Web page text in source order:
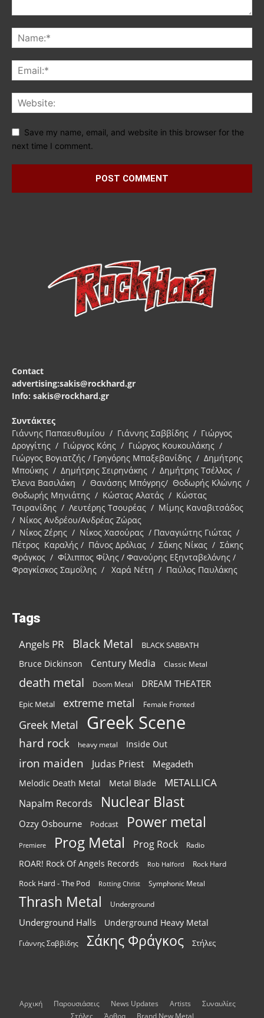
Save my name, email, and website in this browser for the
next time I comment.
Contact
advertising:sakis@rockhard.gr
Info: sakis@rockhard.gr
Συντάκτες
Γιάννης Παπαευθυμίου / Γιάννης Σαββίδης / Γιώργος
Δρογγίτης / Γιώργος Κόης / Γιώργος Κουκουλάκης /
Γιώργος Βογιατζής / Γρηγόρης Μπαξεβανίδης / Δημήτρης
Μπούκης / Δημήτρης Σειρηνάκης / Δημήτρης Τσέλλος /
Έλενα Βασιλάκη / Θανάσης Μπόγρης/ Θοδωρής Κλώνης /
Θοδωρής Μηνιάτης / Κώστας Αλατάς / Κώστας
Τσιρανίδης / Λευτέρης Τσουρέας / Μίμης Καναβιτσάδος
/ Νίκος Ανδρέου/Ανδρέας Ζώρας
/ Νίκος Ζέρης / Νίκος Χασούρας / Παναγιώτης Γιώτας /
Πέτρος Καραλής / Πάνος Δρόλιας / Σάκης Νίκας / Σάκης
Φράγκος / Φίλιππος Φίλης / Φανούρης Εξηνταβελόνης /
Φραγκίσκος Σαμοΐλης / Χαρά Νέτη / Παύλος Παυλάκης
Tags
Angels PR Black Metal BLACK SABBATH
Bruce Dickinson Century Media Classic Metal
death metal Doom Metal DREAM THEATER
Epic Metal extreme metal Female Fronted
Greek Metal Greek Scene
hard rock heavy metal Inside Out
iron maiden Judas Priest Megadeth
Melodic Death Metal Metal Blade METALLICA
Napalm Records Nuclear Blast
Ozzy Osbourne Podcast Power metal
Premiere Prog Metal Prog Rock Radio
ROAR! Rock Of Angels Records Rob Halford Rock Hard
Rock Hard - The Pod Rotting Christ Symphonic Metal
Thrash Metal Underground
Underground Halls Underground Heavy Metal
Γιάννης Σαββίδης Σάκης Φράγκος Στήλες
Αρχική Παρουσιάσεις News Updates Artists
Συναυλίες